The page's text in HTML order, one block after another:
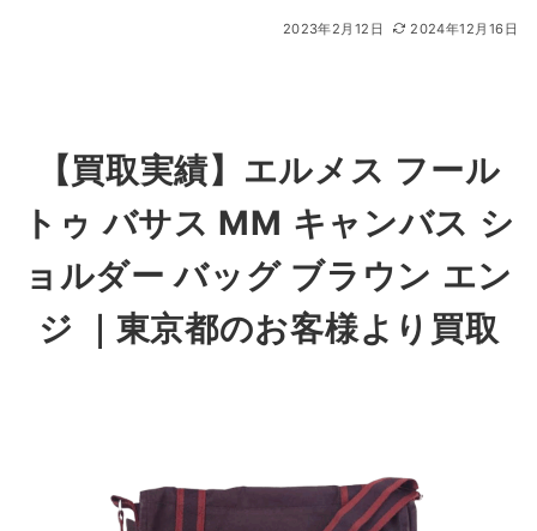
2023年2月12日 2024年12月16日
【買取実績】エルメス フール
トゥ バサス MM キャンバス シ
ョルダー バッグ ブラウン エン
ジ ｜東京都のお客様より買取